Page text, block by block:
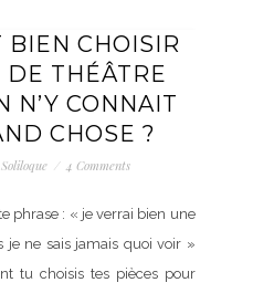
BIEN CHOISIR
DE THÉÂTRE
N’Y CONNAIT
CHOSE ?
Soliloque / 4 Comments
phrase : « je verrai bien une
je ne sais jamais quoi voir »
tu choisis tes pièces pour